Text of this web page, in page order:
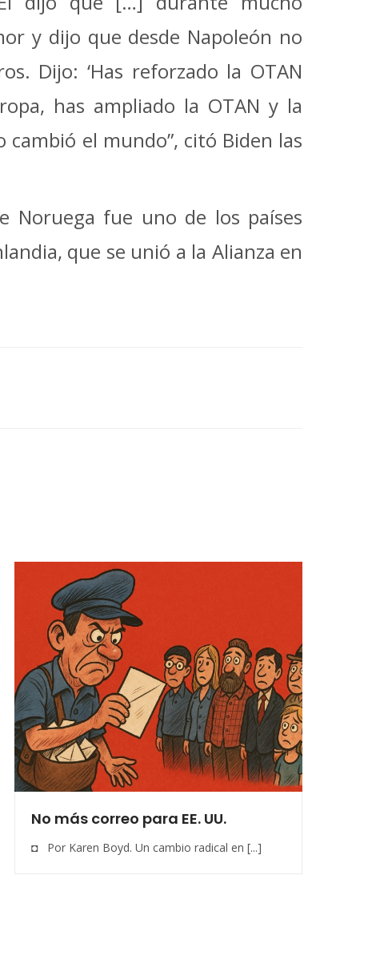
y dijo que desde Napoleón no
Dijo: ‘Has reforzado la OTAN
has ampliado la OTAN y la
cambió el mundo”, citó Biden las
Noruega fue uno de los países
que se unió a la Alianza en
No más correo para EE. UU.
◘ Por Karen Boyd. Un cambio radical en [...]